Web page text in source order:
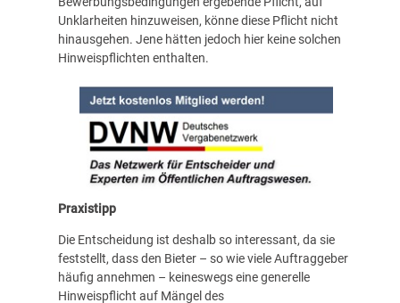
Unklarheiten hinzuweisen, könne diese Pflicht nicht
hinausgehen. Jene hätten jedoch hier keine solchen
Hinweispflichten enthalten.
Praxistipp
Die Entscheidung ist deshalb so interessant, da sie
feststellt, dass den Bieter – so wie viele Auftraggeber
häufig annehmen – keineswegs eine generelle
Hinweispflicht auf Mängel des